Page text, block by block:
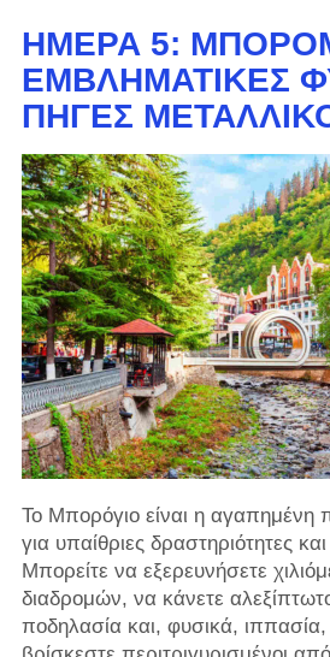
ΗΜΈΡΑ 5:
ΕΜΒΛΗΜΑΤΙΚΈΣ
ΠΗΓΈΣ
Το Μπορόγιο είναι η αγαπημένη
για υπαίθριες δραστηριότητες
Μπορείτε να εξερευνήσετε
διαδρομών, να κάνετε
ποδηλασία και, φυσικά,